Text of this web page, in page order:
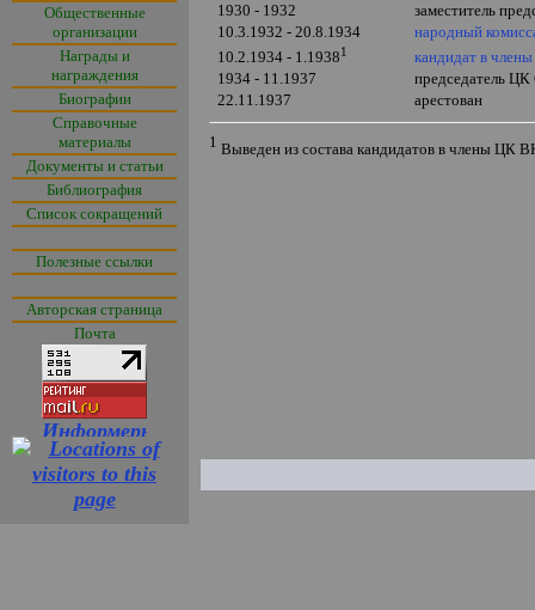
Общественные
организации
Награды и
награждения
Биографии
Справочные
материалы
Документы и статьи
Библиография
Список сокращений
Полезные ссылки
Авторская страница
Почта
1930 - 1932
заместитель
10.3.1932 - 20.8.1934
народный
10.2.1934 - 1.19381
кандидат в
1934 - 11.1937
председатель
22.11.1937
арестован
1 Выведен из состава кандидатов в члены